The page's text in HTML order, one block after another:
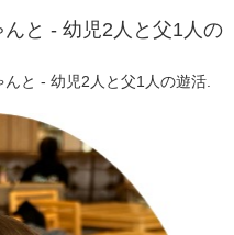
と - 幼児2人と父1人の
と - 幼児2人と父1人の遊活.